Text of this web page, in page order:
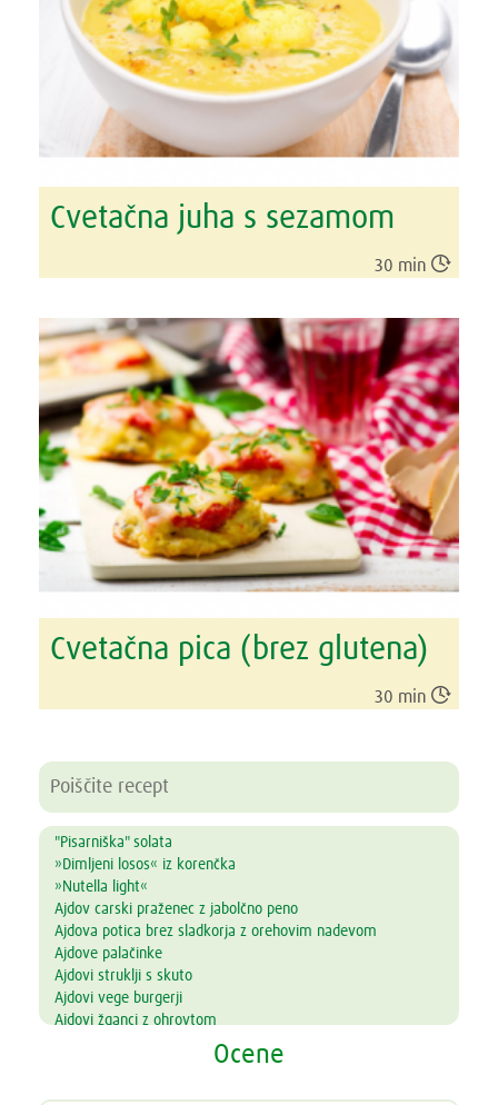
Cvetačna juha s sezamom
30 min 
Cvetačna pica (brez glutena)
30 min 
"Pisarniška" solata
»Dimljeni losos« iz korenčka
»Nutella light«
Ajdov carski praženec z jabolčno peno
Ajdova potica brez sladkorja z orehovim nadevom
Ajdove palačinke
Ajdovi struklji s skuto
Ajdovi vege burgerji
Ajdovi žganci z ohrovtom
Amarantova kaša s prelivom iz jagodičevja
Ocene